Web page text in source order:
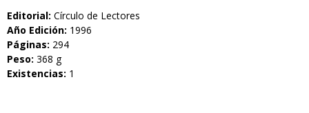
Editorial: Círculo de Lectores
Año Edición: 1996
Páginas: 294
Peso: 368 g
Existencias: 1